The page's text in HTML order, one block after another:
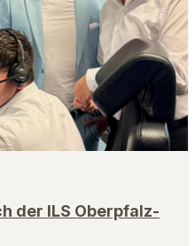
der ILS Oberpfalz-